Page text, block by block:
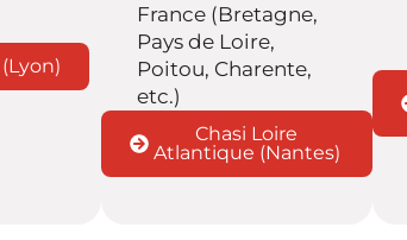
France (Bretagne,
Pays de Loire,
Poitou, Charente,
etc.)
Chasi Loire
Atlantique (Nantes)